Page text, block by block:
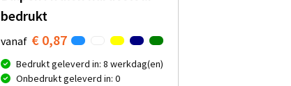
bedrukt
vanaf € 0,87
Bedrukt geleverd in: 8 werkdag(en)
Onbedrukt geleverd in: 0